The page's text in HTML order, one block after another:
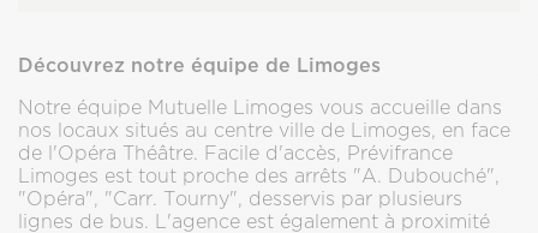
Découvrez notre équipe de Limoges
Notre équipe Mutuelle Limoges vous accueille dans
nos locaux situés au centre ville de Limoges, en face
de l'Opéra Théâtre. Facile d'accès, Prévifrance
Limoges est tout proche des arrêts "A. Dubouché",
"Opéra", "Carr. Tourny", desservis par plusieurs
lignes de bus. L'agence est également à proximité